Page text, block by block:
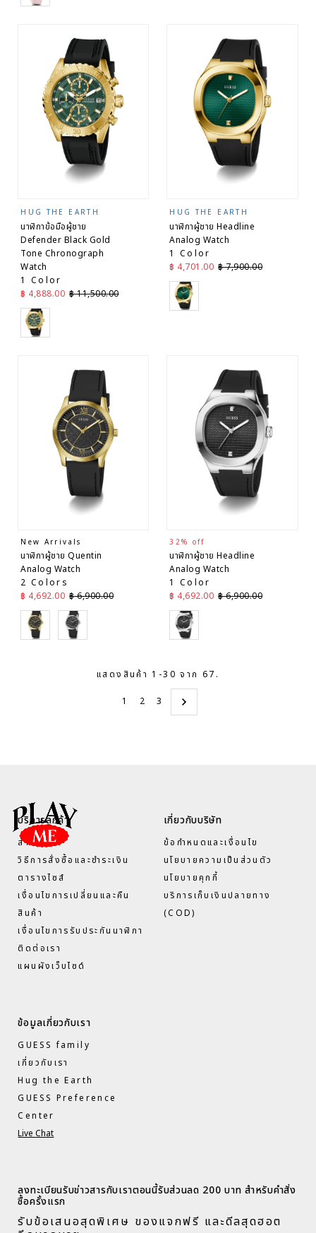
HUG THE EARTH
นาฬิกาข้อมือผู้ชาย
Defender Black Gold
Tone Chronograph
Watch
1 Color
ราคาลด
฿ 4,888.00 ราคาปกติ
฿ 11,500.00
Gold
HUG THE EARTH
นาฬิกาผู้ชาย Headline
Analog Watch
1 Color
ราคาลด
฿ 4,701.00 ราคาปกติ
฿ 7,900.00
Gold
New Arrivals
นาฬิกาผู้ชาย Quentin
Analog Watch
2 Colors
ราคาลด
฿ 4,692.00 ราคาปกติ
฿ 6,900.00
Black Black
32% off
นาฬิกาผู้ชาย Headline
Analog Watch
1 Color
ราคาลด
฿ 4,692.00 ราคาปกติ
฿ 6,900.00
Black
แสดงสินค้า 1-30 จาก 67.
1 2 3
บริการลูกค้า
สาขา
วิธีการสั่งซื้อและชำระเงิน
ตารางไซส์
เงื่อนไขการเปลี่ยนและคืน
สินค้า
เงื่อนไขการรับประกันนาฬิกา
ติดต่อเรา
แผนผังเว็บไซด์
เกี่ยวกับบริษัท
ข้อกำหนดและเงื่อนไข
นโยบายความเป็นส่วนตัว
นโยบายคุกกี้
บริการเก็บเงินปลายทาง
(COD)
ข้อมูลเกี่ยวกับเรา
GUESS family
เกี่ยวกับเรา
Hug the Earth
GUESS Preference
Center
Live Chat
ลงทะเบียนรับข่าวสารกับเราตอนนี้รับส่วนลด 200 บาท สำหรับคำสั่ง
ซื้อครั้งแรก​
รับข้อเสนอสุดพิเศษ ของแจกฟรี และดีลสุดฮอต